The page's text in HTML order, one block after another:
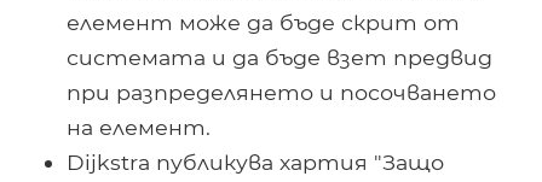
елемент може да бъде скрит от
системата и да бъде взет предвид
при разпределянето и посочването
на елемент.
Dijkstra публикува хартия "Защо